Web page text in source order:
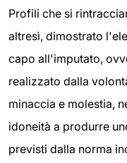
Profili che si
altresì, dimostrato
capo all'imputato,
realizzato dalla
minaccia e molestia,
idoneità a produrre
previsti dalla norma